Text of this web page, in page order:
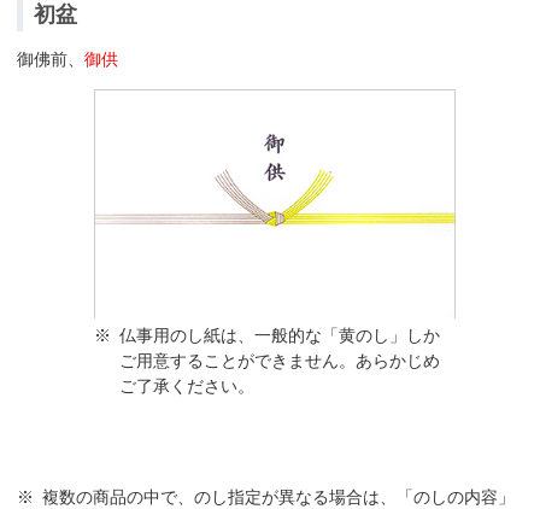
初盆
御佛前、 御供
※ 仏事用のし紙は、一般的な「黄のし」しか
ご用意することができません。あらかじめ
ご了承ください。
※ 複数の商品の中で、のし指定が異なる場合は、「のしの内容」